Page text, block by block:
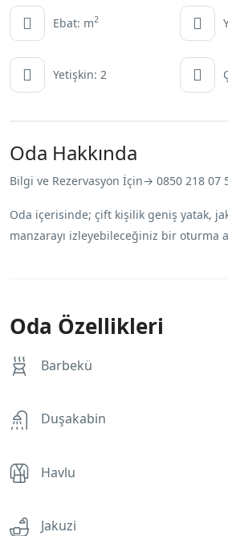
Ebat: m2
Yetişkin: 2
Oda Hakkında
Bilgi ve Rezervasyon İçin→ 0850 218 07
Oda içerisinde; çift kişilik geniş yatak,
manzarayı izleyebileceğiniz bir oturma
Oda Özellikleri
Barbekü
Duşakabin
Havlu
Jakuzi